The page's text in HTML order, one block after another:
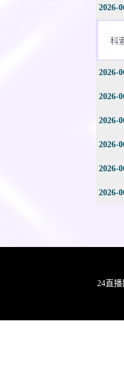
2026-
科
2026-
2026-
2026-
2026-
2026-
2026-
24直